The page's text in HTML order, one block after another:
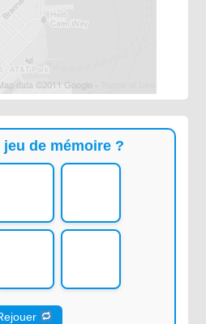
jeu de mémoire ?